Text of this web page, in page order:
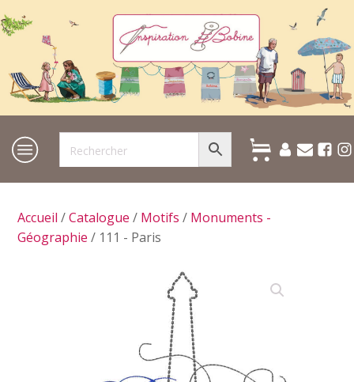
Accueil /Catalogue / Motifs / Monuments -
Géographie / 111 - Paris